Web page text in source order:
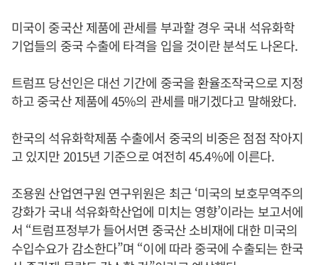
미국이 중국산 제품에 관세를 부과할 경우 국내 석유화학
기업들의 중국 수출에 타격을 입을 것이란 분석도 나온다.
트럼프 당선인은 대선 기간에 중국을 환율조작국으로 지정
하고 중국산 제품에 45%의 관세를 매기겠다고 말해왔다.
한국의 석유화학제품 수출에서 중국의 비중은 점점 작아지
고 있지만 2015년 기준으로 여전히 45.4%에 이른다.
조용원 산업연구원 연구위원은 최근 ‘미국의 보호무역주의
강화가 국내 석유화학산업에 미치는 영향’이라는 보고서에
서 “트럼프정부가 들어서면 중국산 소비재에 대한 미국의
수입수요가 감소한다”며 “이에 따라 중국에 수출되는 한국